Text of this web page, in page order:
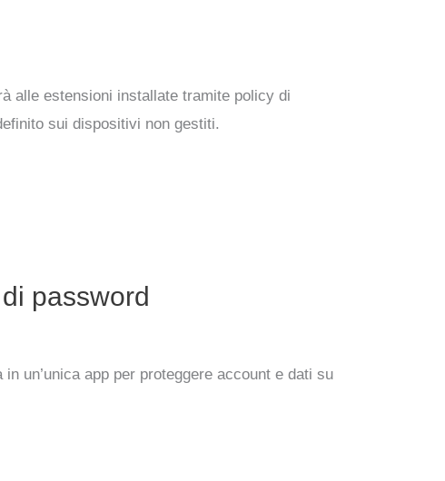
alle estensioni installate tramite policy di
sui dispositivi non gestiti.
password
un’unica app per proteggere account e dati su